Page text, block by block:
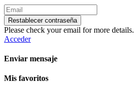
Restablecer contraseña
Please check your email for more details.
Acceder
Enviar mensaje
Mis favoritos